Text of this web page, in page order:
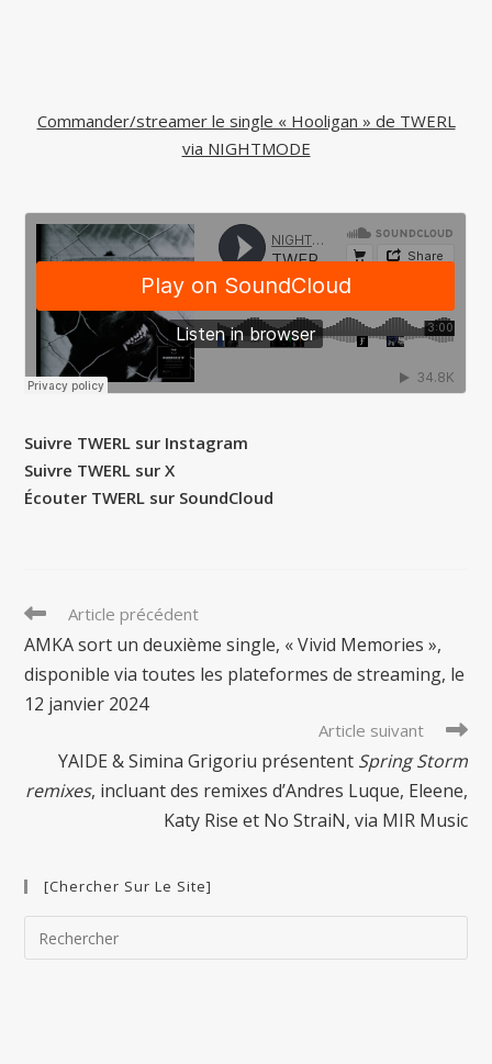
Commander/streamer le single « Hooligan » de TWERL
via NIGHTMODE
Suivre TWERL sur Instagram
Suivre TWERL sur X
Écouter TWERL sur SoundCloud
Read
more
articles
Article précédent
AMKA sort un deuxième single, « Vivid Memories »,
disponible via toutes les plateformes de streaming, le
12 janvier 2024
Article suivant
YAIDE & Simina Grigoriu présentent Spring Storm
remixes, incluant des remixes d’Andres Luque, Eleene,
Katy Rise et No StraiN, via MIR Music
[Chercher Sur Le Site]